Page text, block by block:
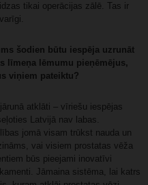
tikai operācijas zālē. Tas ir
šodien būtu iespēja uzrunāt
līmeņa lēmumu pieņēmējus,
viņiem pateiktu?
atklāti – vīriešu iespējas
Latvijā nav labas.
jomā visam trūkst nauda un
vai visiem prostatas vēža
būs pieejami inovatīvi
Jāmaina sistēma, lai katrs